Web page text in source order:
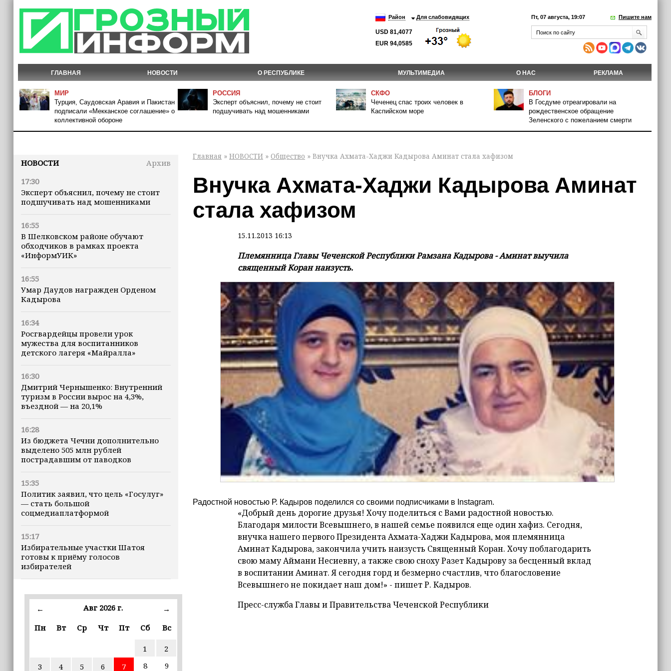
Район Для слабовидящих
USD 81,4077
EUR 94,0585
Пт, 07 августа, 19:07 Пишите нам
ГЛАВНАЯ НОВОСТИ О РЕСПУБЛИКЕ МУЛЬТИМЕДИА О НАС РЕКЛАМА
МИР
Турция, Саудовская Аравия и Пакистан
подписали «Мекканское соглашение» о
коллективной обороне
РОССИЯ
Эксперт объяснил, почему не стоит
подшучивать над мошенниками
СКФО
Чеченец спас троих человек в
Каспийском море
БЛОГИ
В Госдуме отреагировали на
рождественское обращение
Зеленского с пожеланием смерти
НОВОСТИ
Архив
17:30
Эксперт объяснил, почему не стоит
подшучивать над мошенниками
16:55
В Шелковском районе обучают
обходчиков в рамках проекта
«ИнформУИК»
16:55
Умар Даудов награжден Орденом
Кадырова
16:34
Росгвардейцы провели урок
мужества для воспитанников
детского лагеря «Майралла»
16:30
Дмитрий Чернышенко: Внутренний
туризм в России вырос на 4,3%,
въездной — на 20,1%
16:28
Из бюджета Чечни дополнительно
выделено 505 млн рублей
пострадавшим от паводков
15:35
Политик заявил, что цель «Госулуг»
— стать большой
соцмедиаплатформой
15:17
Избирательные участки Шатоя
готовы к приёму голосов
избирателей
Турция, Саудовская Аравия и
Пакистан подписали «Мекканское
Кадыров: сдача в плен становится
для многих военнослужащих ВСУ
← Авг 2026 г.
→
Пн
Вт Ср Чт Пт Сб Вс
1
2
3
4 5 6 7 8
9
Главная » НОВОСТИ » Общество » Внучка Ахмата-Хаджи Кадырова Аминат стала хафизом
Внучка Ахмата-Хаджи Кадырова Аминат
стала хафизом
15.11.2013 16:13
Племянница Главы Чеченской Республики Рамзана Кадырова - Аминат выучила
священный Коран наизусть.
Радостной новостью Р. Кадыров поделился со своими подписчиками в Instagram.
«Добрый день дорогие друзья! Хочу поделиться с Вами радостной новостью.
Благодаря милости Всевышнего, в нашей семье появился еще один хафиз. Сегодня,
внучка нашего первого Президента Ахмата-Хаджи Кадырова, моя племянница
Аминат Кадырова, закончила учить наизусть Священный Коран. Хочу поблагодарить
свою маму Аймани Несиевну, а также свою сноху Разет Кадырову за бесценный вклад
в воспитании Аминат. Я сегодня горд и безмерно счастлив, что благословение
Всевышнего не покидает наш дом!» - пишет Р. Кадыров.
Пресс-служба Главы и Правительства Чеченской Республики